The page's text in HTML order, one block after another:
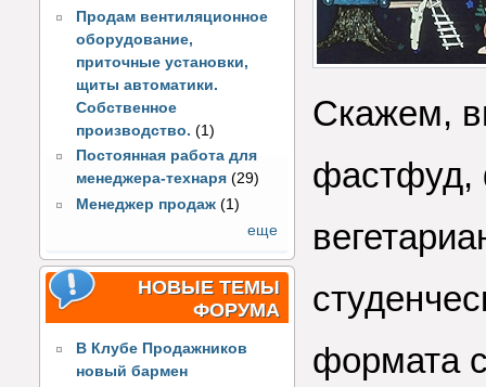
Продам вентиляционное
оборудование,
приточные установки,
щиты автоматики.
Собственное
производство. (1)
Постоянная работа для
менеджера-технаря (29)
Менеджер продаж (1)
еще
НОВЫЕ ТЕМЫ
ФОРУМА
В Клубе Продажников
новый бармен
Скажем,
фастфуд,
формата